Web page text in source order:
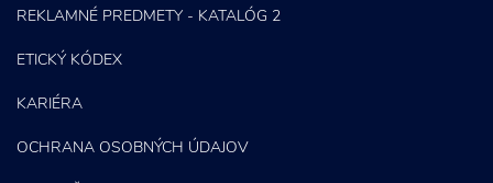
REKLAMNÉ PREDMETY - KATALÓG 2
ETICKÝ KÓDEX
KARIÉRA
OCHRANA OSOBNÝCH ÚDAJOV